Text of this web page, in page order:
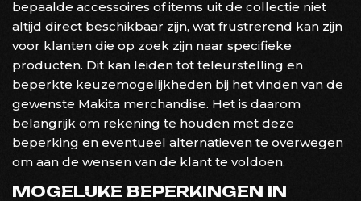
bepaalde accessoires of items uit de collectie niet
altijd direct beschikbaar zijn, wat frustrerend kan zijn
voor klanten die op zoek zijn naar specifieke
producten. Dit kan leiden tot teleurstelling en
beperkte keuzemogelijkheden bij het vinden van de
gewenste Makita merchandise. Het is daarom
belangrijk om rekening te houden met deze
beperking en eventueel alternatieven te overwegen
om aan de wensen van de klant te voldoen.
MOGELIJKE BEPERKINGEN IN